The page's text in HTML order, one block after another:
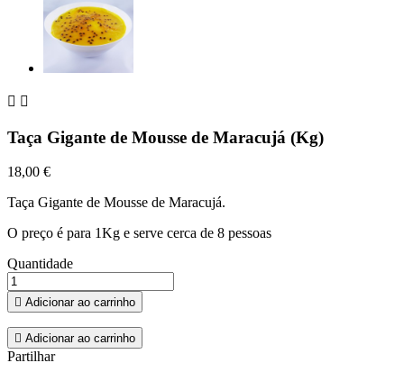
 
Taça Gigante de Mousse de Maracujá (Kg)
18,00 €
Taça Gigante de Mousse de Maracujá.
O preço é para 1Kg e serve cerca de 8 pessoas
Quantidade
 Adicionar ao carrinho
 Adicionar ao carrinho
Partilhar